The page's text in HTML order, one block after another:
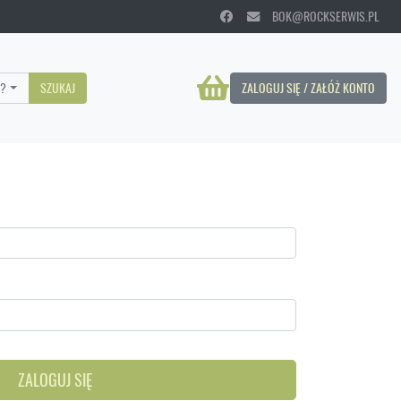
BOK@ROCKSERWIS.PL
ZALOGUJ SIĘ / ZAŁÓŻ KONTO
SZUKAJ
ZALOGUJ SIĘ